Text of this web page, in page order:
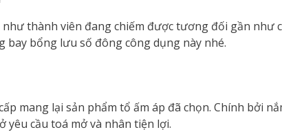
thành viên đang chiếm được tương đối gần như
bay bổng lưu số đông công dụng này nhé.
mang lại sản phẩm tổ ấm áp đã chọn. Chính bởi
cầu toá mở và nhân tiện lợi.